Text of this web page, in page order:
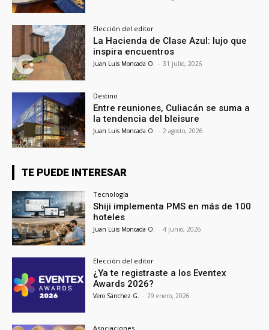
Elección del editor
La Hacienda de Clase Azul: lujo que
inspira encuentros
Juan Luis Moncada O. - 31 julio, 2026
Destino
Entre reuniones, Culiacán se suma a
la tendencia del bleisure
Juan Luis Moncada O. - 2 agosto, 2026
TE PUEDE INTERESAR
Tecnología
Shiji implementa PMS en más de 100
hoteles
Juan Luis Moncada O. - 4 junio, 2026
Elección del editor
¿Ya te registraste a los Eventex
Awards 2026?
Vero Sánchez G. - 29 enero, 2026
Asociaciones